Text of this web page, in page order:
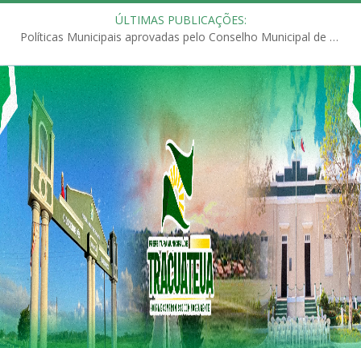
ÚLTIMAS PUBLICAÇÕES:
Políticas Municipais aprovadas pelo Conselho Municipal de Educação (CME)